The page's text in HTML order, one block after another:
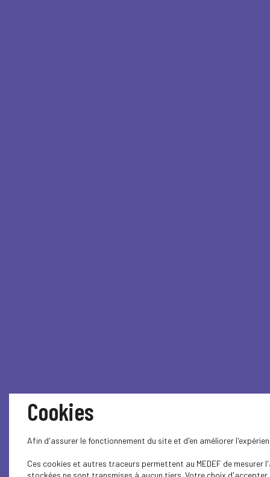
Cookies
Afin d'assurer le fonctionnement du site et d'en améliorer
Ces cookies et autres traceurs permettent au MEDEF de
stockées ne sont transmises à aucun tiers. Votre choix